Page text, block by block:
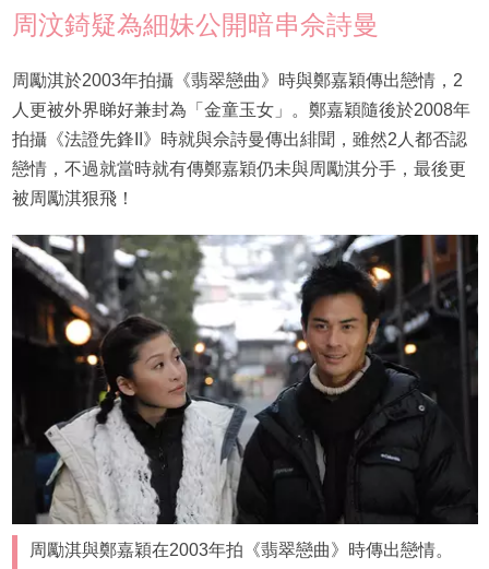
周汶錡疑為細妹公開暗串佘詩曼
周勵淇於2003年拍攝《翡翠戀曲》時與鄭嘉穎傳出戀情，2
人更被外界睇好兼封為「金童玉女」。鄭嘉穎隨後於2008年
拍攝《法證先鋒II》時就與佘詩曼傳出緋聞，雖然2人都否認
戀情，不過就當時就有傳鄭嘉穎仍未與周勵淇分手，最後更
被周勵淇狠飛！
周勵淇與鄭嘉穎在2003年拍《翡翠戀曲》時傳出戀情。